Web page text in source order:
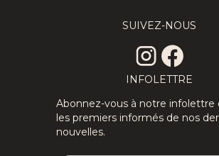
SUIVEZ-NOUS
INFOLETTRE
Abonnez-vous à notre infolettre
les premiers informés de nos
nouvelles.